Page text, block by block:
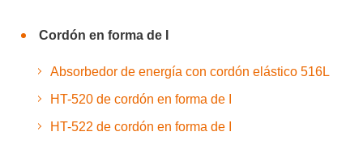
Cordón en forma de I
Absorbedor de energía con cordón elástico 516L
HT-520 de cordón en forma de I
HT-522 de cordón en forma de I